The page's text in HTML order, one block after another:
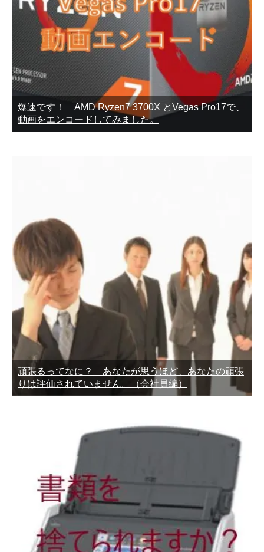
爆速です！ AMD Ryzen7 3700X とVegas Pro17で、
動画をエンコードしてみました。
頑張るってなに？ あなたが思うほど、あなたの頑張
りは評価されていません。（会社員編）